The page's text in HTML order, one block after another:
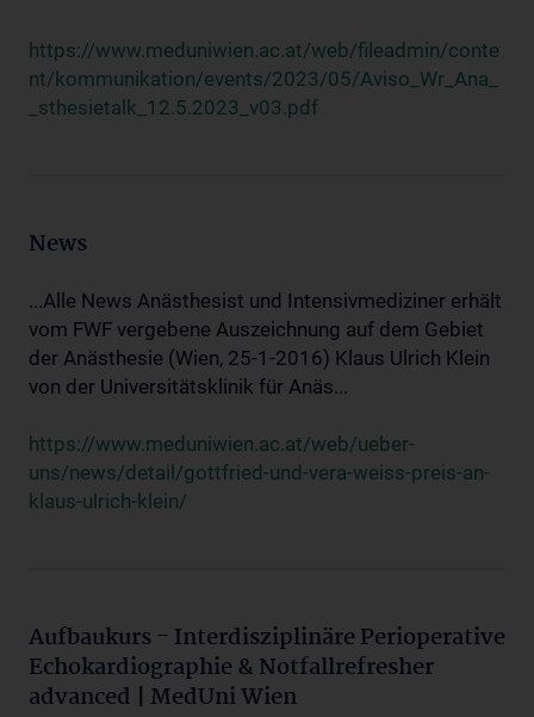
https://www.meduniwien.ac.at/web/fileadmin/conte
nt/kommunikation/events/2023/05/Aviso_Wr_Ana_
_sthesietalk_12.5.2023_v03.pdf
News
...Alle News Anästhesist und Intensivmediziner erhält
vom FWF vergebene Auszeichnung auf dem Gebiet
der Anästhesie (Wien, 25-1-2016) Klaus Ulrich Klein
von der Universitätsklinik für Anäs...
https://www.meduniwien.ac.at/web/ueber-
uns/news/detail/gottfried-und-vera-weiss-preis-an-
klaus-ulrich-klein/
Aufbaukurs - Interdisziplinäre Perioperative
Echokardiographie & Notfallrefresher
advanced | MedUni Wien